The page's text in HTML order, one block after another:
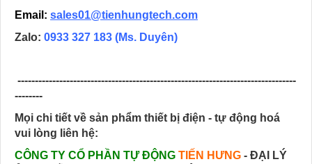
Email: sales01@tienhungtech.com
Zalo: 0933 327 183 (Ms. Duyên)
--------------------------------------------------------------------------------
--------
Mọi chi tiết về sản phẩm thiết bị điện - tự động hoá
vui lòng liên hệ:
CÔNG TY CỔ PHẦN TỰ ĐỘNG TIẾN HƯNG - ĐẠI LÝ